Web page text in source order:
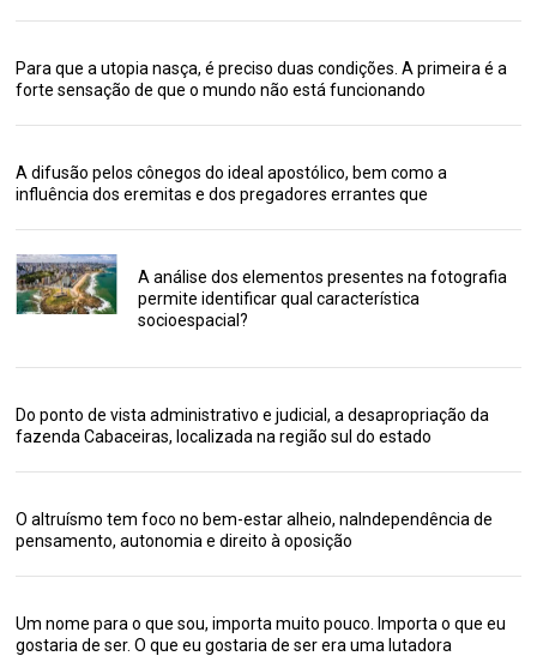
Para que a utopia nasça, é preciso duas condições. A primeira é a
forte sensação de que o mundo não está funcionando
A difusão pelos cônegos do ideal apostólico, bem como a
influência dos eremitas e dos pregadores errantes que
A análise dos elementos presentes na fotografia
permite identificar qual característica
socioespacial?
Do ponto de vista administrativo e judicial, a desapropriação da
fazenda Cabaceiras, localizada na região sul do estado
O altruísmo tem foco no bem-estar alheio, naIndependência de
pensamento, autonomia e direito à oposição
Um nome para o que sou, importa muito pouco. Importa o que eu
gostaria de ser. O que eu gostaria de ser era uma lutadora